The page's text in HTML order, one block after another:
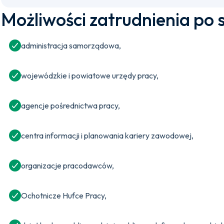
Możliwości zatrudnienia po
administracja samorządowa,
wojewódzkie i powiatowe urzędy pracy,
agencje pośrednictwa pracy,
centra informacji i planowania kariery zawodowej,
organizacje pracodawców,
Ochotnicze Hufce Pracy,